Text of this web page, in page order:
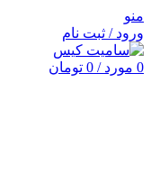
منو
ورود / ثبت نام
0 مورد /
0 تومان